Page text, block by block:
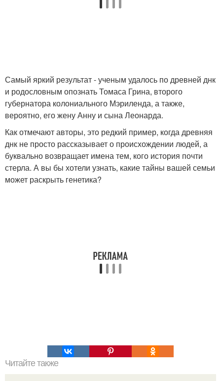
Самый яркий результат - ученым удалось по древней днк
и родословным опознать Томаса Грина, второго
губернатора колониального Мэриленда, а также,
вероятно, его жену Анну и сына Леонарда.
Как отмечают авторы, это редкий пример, когда древняя
днк не просто рассказывает о происхождении людей, а
буквально возвращает имена тем, кого история почти
стерла. А вы бы хотели узнать, какие тайны вашей семьи
может раскрыть генетика?
Читайте также